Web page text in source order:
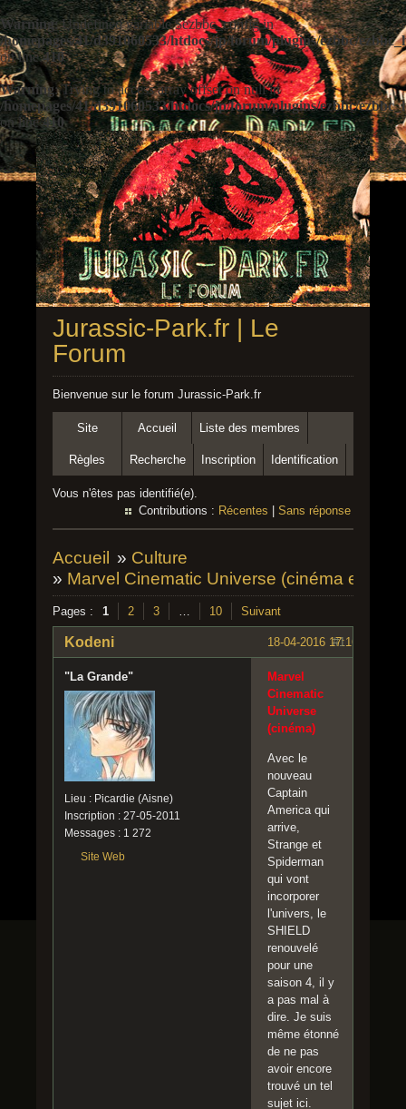
Warning: Undefined variable $ezbbc_config in
/homepages/41/d391060533/htdocs/jp/forum/plugins/ezbbc/
on line410
Warning: Trying to access array offset on null in
/homepages/41/d391060533/htdocs/jp/forum/plugins/ezbbc/
on line410
Jurassic-Park.fr | Le
Forum
Bienvenue sur le forum Jurassic-Park.fr
Site Accueil Liste des membres
Règles Recherche Inscription Identification
Vous n'êtes pas identifié(e).
Contributions : Récentes Sans réponse
Accueil » Culture
» Marvel Cinematic Universe (cinéma et
Pages : 1 2 3 … 10 Suivant
#1
18-04-2016 17:16:17
Kodeni
"La Grande"
Lieu : Picardie (Aisne)
Inscription : 27-05-2011
Messages : 1 272
Site Web
Marvel
Cinematic
Universe
(cinéma)
Avec le
nouveau
Captain
America qui
arrive,
Strange et
Spiderman
qui vont
incorporer
l'univers, le
SHIELD
renouvelé
pour une
saison 4, il y
a pas mal à
dire. Je suis
même étonné
de ne pas
avoir encore
trouvé un tel
sujet ici.